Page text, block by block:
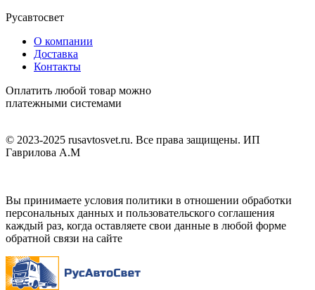
Русавтосвет
О компании
Доставка
Контакты
Оплатить любой товар можно
платежными системами
© 2023-2025 rusavtosvet.ru. Все права защищены. ИП
Гаврилова А.М
Вы принимаете условия политики в отношении обработки
персональных данных и пользовательского соглашения
каждый раз, когда оставляете свои данные в любой форме
обратной связи на сайте